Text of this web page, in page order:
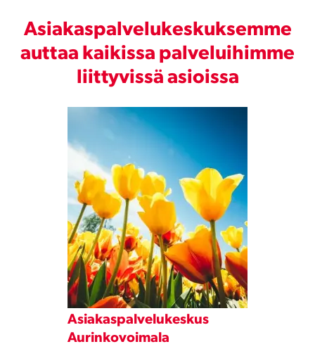
Asiakaspalvelukeskuksemme
auttaa kaikissa palveluihimme
liittyvissä asioissa
Asiakaspalvelukeskus
Aurinkovoimala